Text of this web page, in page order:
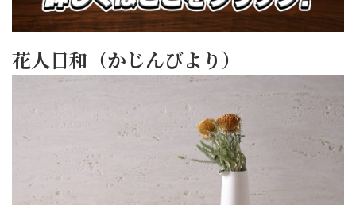
花人日和（かじんびより）